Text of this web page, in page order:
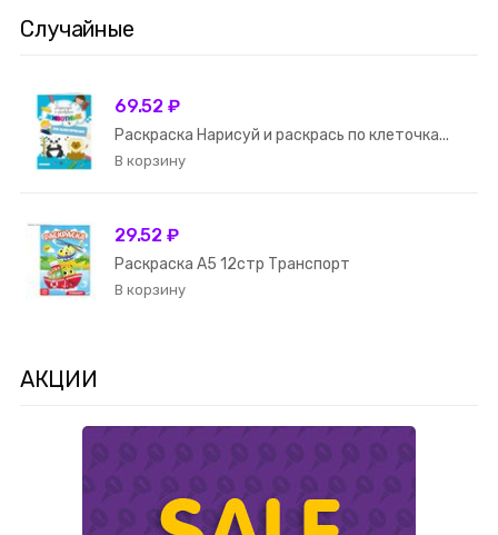
Случайные
69.52 ₽
Раскраска Нарисуй и раскрась по клеточка...
29.52 ₽
Раскраска А5 12стр Транспорт
АКЦИИ